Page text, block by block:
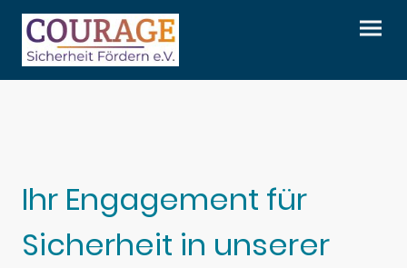
Ihr Engagement für
Sicherheit in unserer